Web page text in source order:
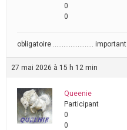
0
0
obligatoire ………………….. important
27 mai 2026 à 15 h 12 min
Queenie
Participant
0
0